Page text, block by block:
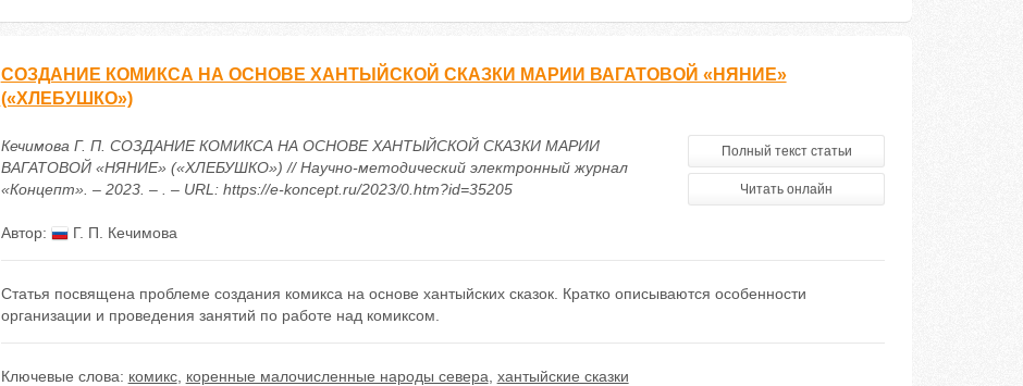
СОЗДАНИЕ КОМИКСА НА ОСНОВЕ ХАНТЫЙСКОЙ СКАЗКИ МАРИИ ВАГАТОВОЙ «НЯНИЕ»
(«ХЛЕБУШКО»)
Кечимова Г. П. СОЗДАНИЕ КОМИКСА НА ОСНОВЕ ХАНТЫЙСКОЙ СКАЗКИ МАРИИ
ВАГАТОВОЙ «НЯНИЕ» («ХЛЕБУШКО») // Научно-методический электронный журнал
«Концепт». – 2023. – . – URL: https://e-koncept.ru/2023/0.htm?id=35205
Полный текст статьи
Читать онлайн
Автор: Г. П. Кечимова
Статья посвящена проблеме создания комикса на основе хантыйских сказок. Кратко описываются особенности
организации и проведения занятий по работе над комиксом.
Ключевые слова: комикс, коренные малочисленные народы севера хантыйские сказки